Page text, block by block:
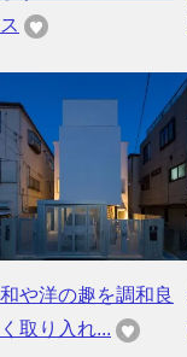
ス
和や洋の趣を調和良
く取り入れ...